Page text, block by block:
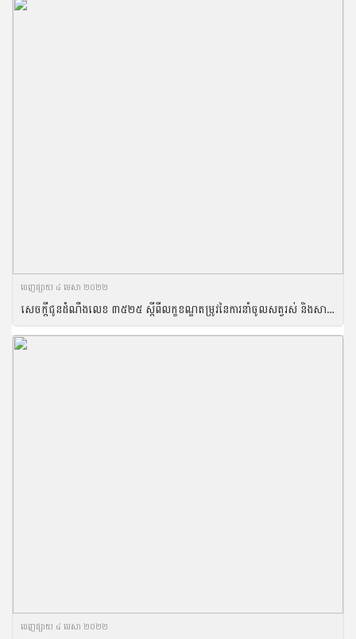
ចេញ​ផ្សាយ​ ៤ មេសា ២០២២
សេចក្ដីជូនដំណឹងលេខ ៣៥២៥ ស្ដីពីលក្ខខណ្ឌតម្រូវនៃការនាំចូលសត្វរស់ និងសាច់សត្វ
ចេញ​ផ្សាយ​ ៤ មេសា ២០២២